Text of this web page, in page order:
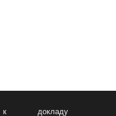
к докладу